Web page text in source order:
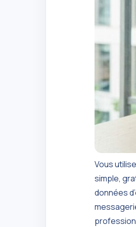
Vous
simple,
données